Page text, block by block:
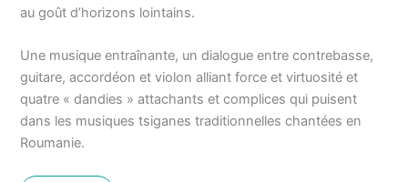
au goût d’horizons lointains.
Une musique entraînante, un dialogue entre contrebasse,
guitare, accordéon et violon alliant force et virtuosité et
quatre « dandies » attachants et complices qui puisent
dans les musiques tsiganes traditionnelles chantées en
Roumanie.